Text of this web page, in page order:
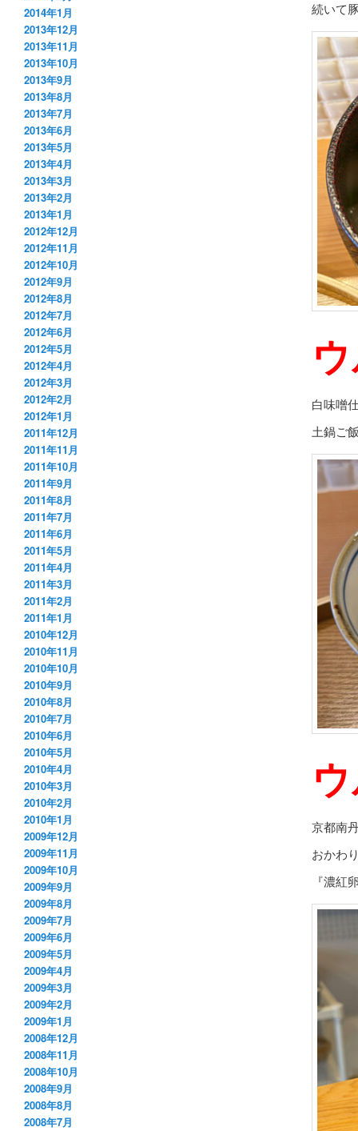
続いて
白味噌
土鍋ご
京都南
おかわ
『濃
2014年1月
2013年12月
2013年11月
2013年10月
2013年9月
2013年8月
2013年7月
2013年6月
2013年5月
2013年4月
2013年3月
2013年2月
2013年1月
2012年12月
2012年11月
2012年10月
2012年9月
2012年8月
2012年7月
2012年6月
2012年5月
2012年4月
2012年3月
2012年2月
2012年1月
2011年12月
2011年11月
2011年10月
2011年9月
2011年8月
2011年7月
2011年6月
2011年5月
2011年4月
2011年3月
2011年2月
2011年1月
2010年12月
2010年11月
2010年10月
2010年9月
2010年8月
2010年7月
2010年6月
2010年5月
2010年4月
2010年3月
2010年2月
2010年1月
2009年12月
2009年11月
2009年10月
2009年9月
2009年8月
2009年7月
2009年6月
2009年5月
2009年4月
2009年3月
2009年2月
2009年1月
2008年12月
2008年11月
2008年10月
2008年9月
2008年8月
2008年7月